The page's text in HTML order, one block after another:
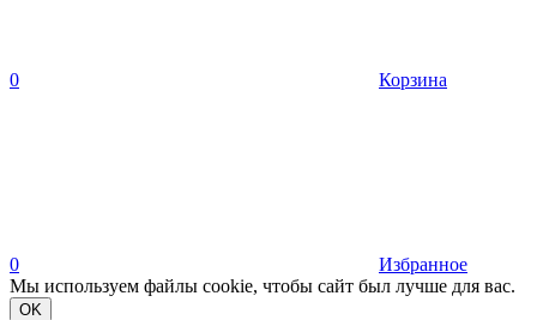
0 Корзина
0
Избранное
Мы используем файлы cookie, чтобы сайт был лучше для вас.
OK